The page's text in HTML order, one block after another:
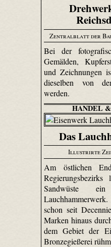
Zentralblatt der
Bei der
Gemälden,
und Zeichnungen
dieselben von
werden.
HANDEL
Das
Illustrirte
Am östlichen
Sandwüste
schon seit
Marken hinaus
dem Gebiet der
Bronzegießerei